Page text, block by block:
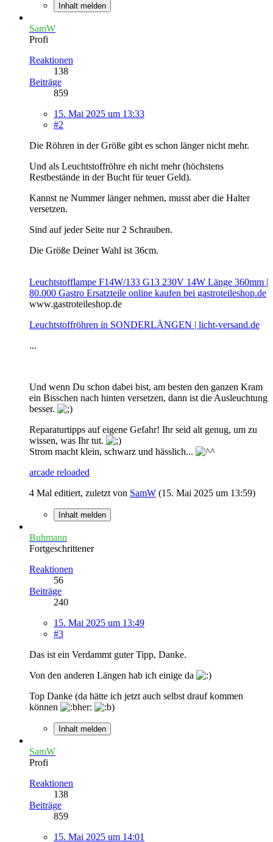
Inhalt melden
SamW
Profi
Reaktionen
138
Beiträge
859
15. Mai 2025 um 13:33
#2
Die Röhren in der Größe gibt es schon länger nicht mehr.
Und als Leuchtstoffröhre eh nicht mehr (höchstens
Restbestände in der Bucht für teuer Geld).
Kannst ne Nummer länger nehmen, musst aber die Halter
versetzen.
Sind auf jeder Seite nur 2 Schrauben.
Die Größe Deiner Wahl ist 36cm.
Leuchtstofflampe F14W/133 G13 230V 14W Länge 360mm |
80.000 Gastro Ersatzteile online kaufen bei gastroteileshop.de
www.gastroteileshop.de
Leuchtstoffröhren in SONDERLÄNGEN | licht-versand.de
...
Und wenn Du schon dabei bist, am besten den ganzen Kram
ein Bisschen nach hinten versetzen, dann ist die Ausleuchtung
besser.
Reparaturtipps auf eigene Gefahr! Ihr seid alt genug, um zu
wissen, was Ihr tut.
Strom macht klein, schwarz und hässlich...
arcade reloaded
4 Mal editiert, zuletzt von SamW (15. Mai 2025 um 13:59)
Inhalt melden
Buhmann
Fortgeschrittener
Reaktionen
56
Beiträge
240
15. Mai 2025 um 13:49
#3
Das ist ein Verdammt guter Tipp, Danke.
Von den anderen Längen hab ich einige da
Top Danke (da hätte ich jetzt auch selbst drauf kommen
können
Inhalt melden
SamW
Profi
Reaktionen
138
Beiträge
859
15. Mai 2025 um 14:01